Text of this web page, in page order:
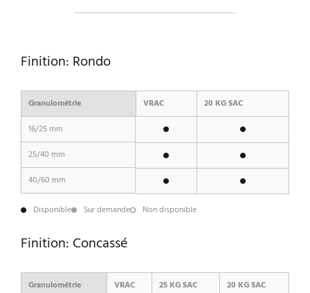
Finition: Rondo
Granulométrie VRAC
20 KG SAC
16/25 mm
25/40 mm
40/60 mm
Disponible Sur demande Non disponible
Finition: Concassé
Granulométrie VRAC 25 KG SAC
20 KG SAC